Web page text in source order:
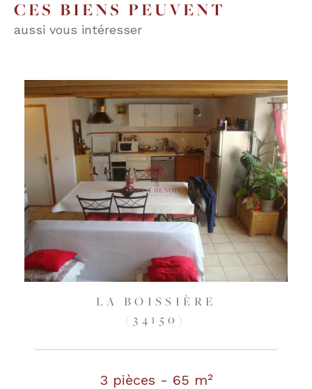
CES BIENS PEUVENT
aussi vous intéresser
LA BOISSIÈRE
(34150)
3 pièces - 65 m²